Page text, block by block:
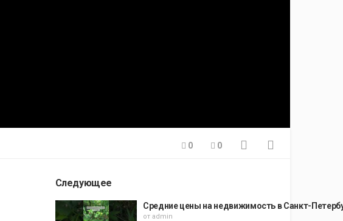
0 0
Следующее
Средние цены на недвижимость в Санкт-
от admin